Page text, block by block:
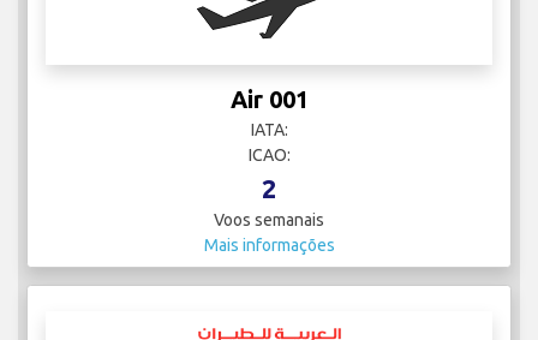
Air 001
IATA:
ICAO:
2
Voos semanais
Mais informações